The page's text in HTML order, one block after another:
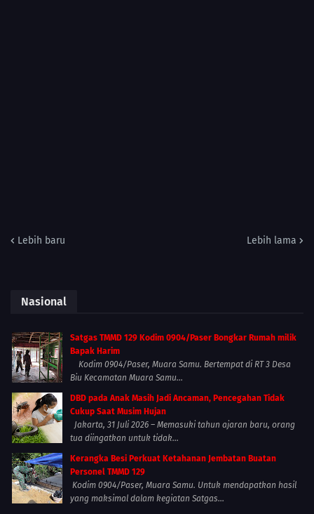
Lebih baru Lebih lama
Nasional
Satgas TMMD 129 Kodim 0904/Paser Bongkar Rumah milik
Bapak Harim
Kodim 0904/Paser, Muara Samu. Bertempat di RT 3 Desa
Biu Kecamatan Muara Samu...
DBD pada Anak Masih Jadi Ancaman, Pencegahan Tidak
Cukup Saat Musim Hujan
Jakarta, 31 Juli 2026 – Memasuki tahun ajaran baru, orang
tua diingatkan untuk tidak...
Kerangka Besi Perkuat Ketahanan Jembatan Buatan
Personel TMMD 129
Kodim 0904/Paser, Muara Samu. Untuk mendapatkan hasil
yang maksimal dalam kegiatan Satgas...